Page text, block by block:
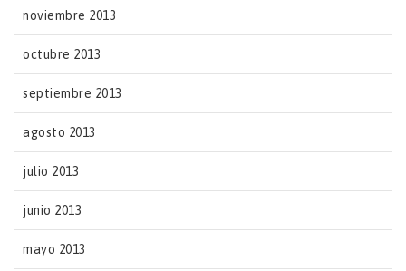
noviembre 2013
octubre 2013
septiembre 2013
agosto 2013
julio 2013
junio 2013
mayo 2013